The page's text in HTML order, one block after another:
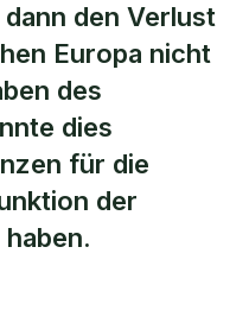
den Verlust
Europa nicht
des
dies
für die
der